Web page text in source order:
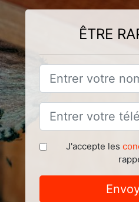
ÊTRE
J'accepte les